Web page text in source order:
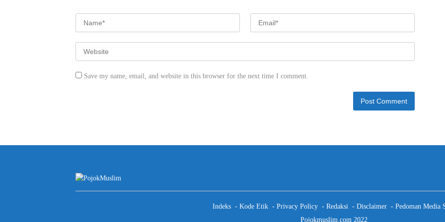
Save my name, email, and website in this browser for the next time I comment.
Indeks Kode Etik Privacy Policy Redaksi Disclaimer
Pedoman Media
Pojokmuslim.com 2022